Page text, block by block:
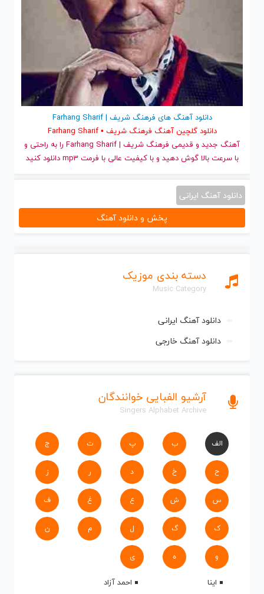
دسته بندی موزیک
Music Category
دانلود آهنگ ایرانی
دانلود آهنگ خارجی
آرشیو الفبایی خوانندگان
Singers Alphabet Archive
الف ب پ ت ج
ح خ د ر ز
س ش ع غ ف
ک گ ل م ن
و ه ی
اینا
احمد آزاد
دانلود آهنگ های فرهنگ شریف | Farhang Sharif
دانلود گلچین آهنگ فرهنگ شریف • Farhang Sharif
آهنگ جدید
و قدیمی فرهنگ شریف | Farhang Sharif را به راحتی و
با سرعت بالا گوش دهید و با کیفیت عالی با فرمت mp3 دانلود کنید
دانلود آهنگ ایرانی
پخش و دانلود آهنگ